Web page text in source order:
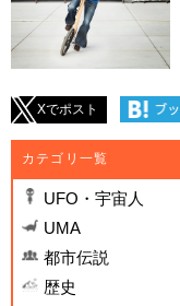
Xでポスト
カテゴリ一覧
UFO・宇宙人
UMA
都市伝説
歴史